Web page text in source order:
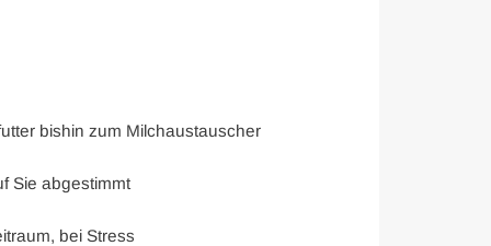
bishin zum Milchaustauscher
Sie abgestimmt
bei Stress